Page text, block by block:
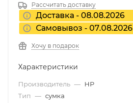
Рассчитать доставку
Доставка - 08.08.2026
Самовывоз - 07.08.2026
Хочу в подарок
Характеристики
Производитель — HP
Тип — сумка